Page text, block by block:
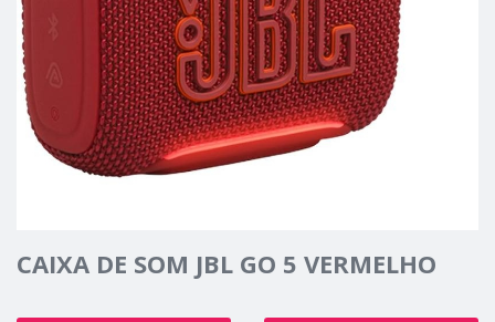
CAIXA DE SOM JBL GO 5 VERMELHO